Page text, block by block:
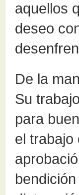
aquellos
deseo
De la
Su
para
el trabajo